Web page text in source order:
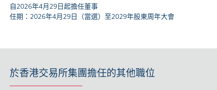
自2026年4月29日起擔任董事
任期：2026年4月29日（當選）至2029年股東周年大會
於香港交易所集團擔任的其他職位